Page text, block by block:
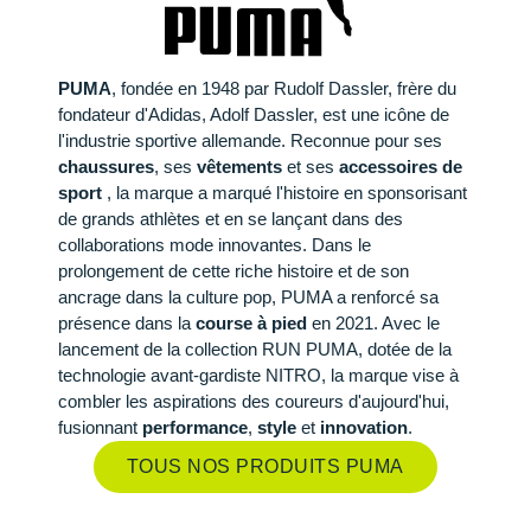
PUMA, fondée en 1948 par Rudolf Dassler, frère du
fondateur d'Adidas, Adolf Dassler, est une icône de
l'industrie sportive allemande. Reconnue pour ses
chaussures, ses vêtementset ses accessoires de
sport , la marque a marqué l'histoire en sponsorisant
de grands athlètes et en se lançant dans des
collaborations mode innovantes. Dans le
prolongement de cette riche histoire et de son
ancrage dans la culture pop, PUMA a renforcé sa
présence dans la course à pied en 2021. Avec le
lancement de la collection RUN PUMA, dotée de la
technologie avant-gardiste NITRO, la marque vise à
combler les aspirations des coureurs d'aujourd'hui,
fusionnant performance, styleet innovation.
TOUS NOS PRODUITS PUMA
Saucony
Altra
Inov-8
La Sportiva
Lowa
Merrell
Millet
NNormal
DÉSTOCKAGE
+ Voir toutes les chaussures homme
Trouvez votre chaussure de running
Saucony
Altra
Inov-8
La Sportiva
Lowa
Merrell
Millet
NNormal
DÉSTOCKAGE
+ Voir toutes les chaussures de sport
femme
Trouvez votre chaussure de running
VESTES & COUPE VENT
DOUDOUNES
POLAIRES
Collection CLUB
Équipe de France
Natation
Sportswear
Triathlon-Cycles
Vêtements JUNIOR
Under Armour
Arcteryx
Brooks
Columbia
Gorewear
Icebreaker
Millet
Mizuno
New Balance
SHORTS / CUISSARDS / JUPES
SOUS-VÊTEMENTS
VESTES & COUPE VENT
DOUDOUNES
POLAIRES
Collection CLUB
Équipe de France
Junior
Natation
Sportswear
The North Face
Anita
Columbia
Compressport
Icebreaker
Millet
Mizuno
New Balance
RADARS / ÉCLAIRAGE VELO
Accessoires montres/ Bracelets
Bracelets d'activité
Chronométrage
Accessoires connectés
Batterie externe
Caméras sport
Suunto
Crosscall
Huawei
Hyperice
Jabra
Ledlenser
Moonlight
Reboots
Shapeheart
PROTECTION MUSCULAIRE &
SAC À DOS
SAC DE SPORT
SAC HYDRATATION / GOURDE
TRAINING
BIVOUAC
LIVRES
PRODUITS D'ENTRETIEN
The North Face
Black Diamond
Buff
Camelbak
Ciele
Deuter
Millet
Oakley
H3RO
Hydrenergy
SANTAMADRE
Voyager
+ Voir toutes les marques
+ Voir toute ladiététique du sport
BV Sport
Casio
Columbia
Compex
Compressport
COROS
Craft
Deuter
Retourner un produit
Parrainer un ami
Offrir des cartes cadeaux
Utiliser ma carte cadeau